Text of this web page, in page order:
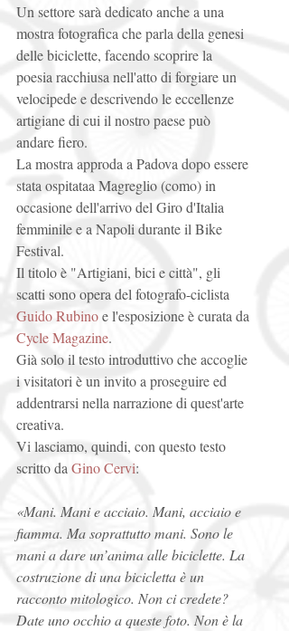
Un settore sarà dedicato anche a una
mostra fotografica che parla della genesi
delle biciclette, facendo scoprire la
poesia racchiusa nell'atto di forgiare un
velocipede e descrivendo le eccellenze
artigiane di cui il nostro paese può
andare fiero.
La mostra approda a Padova dopo essere
stata ospitataa Magreglio (como) in
occasione dell'arrivo del Giro d'Italia
femminile e a Napoli durante il Bike
Festival.
Il titolo è "Artigiani, bici e città", gli
scatti sono opera del fotografo-ciclista
Guido Rubino e l'esposizione è curata da
Cycle Magazine.
Già solo il testo introduttivo che accoglie
i visitatori è un invito a proseguire ed
addentrarsi nella narrazione di quest'arte
creativa.
Vi lasciamo, quindi, con questo testo
scritto da Gino Cervi:
«Mani. Mani e acciaio. Mani, acciaio e
fiamma. Ma soprattutto mani. Sono le
mani a dare un’anima alle biciclette. La
costruzione di una bicicletta è un
racconto mitologico. Non ci credete?
Date uno occhio a queste foto. Non è la